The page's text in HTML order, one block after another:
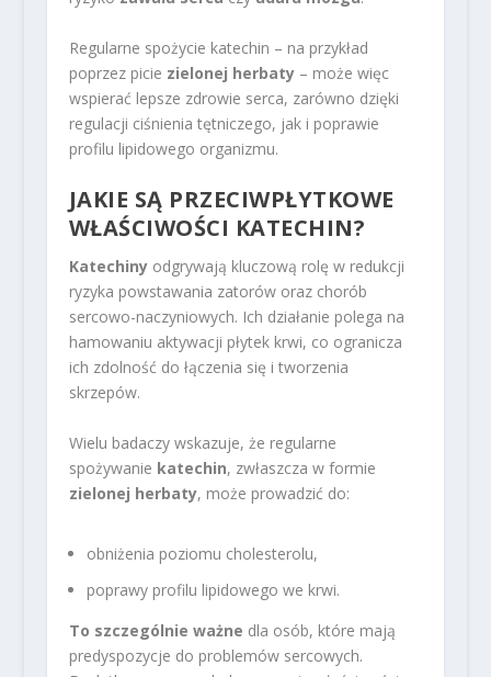
Regularne spożycie katechin – na przykład
poprzez picie zielonej herbaty– może więc
wspierać lepsze zdrowie serca, zarówno dzięki
regulacji ciśnienia tętniczego, jak i poprawie
profilu lipidowego organizmu.
JAKIE SĄ PRZECIWPŁYTKOWE
WŁAŚCIWOŚCI KATECHIN?
Katechinyodgrywają kluczową rolę w redukcji
ryzyka powstawania zatorów oraz chorób
sercowo-naczyniowych. Ich działanie polega na
hamowaniu aktywacji płytek krwi, co ogranicza
ich zdolność do łączenia się i tworzenia
skrzepów.
Wielu badaczy wskazuje, że regularne
spożywanie katechin, zwłaszcza w formie
zielonej herbaty, może prowadzić do:
obniżenia poziomu cholesterolu,
poprawy profilu lipidowego we krwi.
To szczególnie ważne dla osób, które mają
predyspozycje do problemów sercowych.